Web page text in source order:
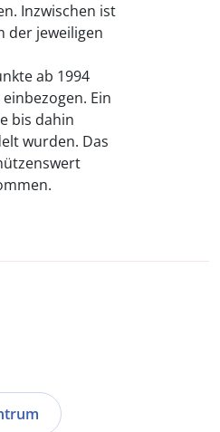
Inzwischen ist
der jeweiligen
ab 1994
Ein
bis dahin
wurden. Das